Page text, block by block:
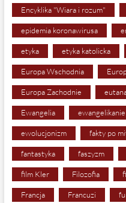
Encyklika "Wiara i rozum"
epidemia koronawirusa
etyka etyka katolicka
Europa Wschodnia
Europa Zachodnie
Ewangelia ewangelikanie
ewolucjonizm fakty po
fantastyka faszyzm
film Kler Filozofia
Francja Francuzi